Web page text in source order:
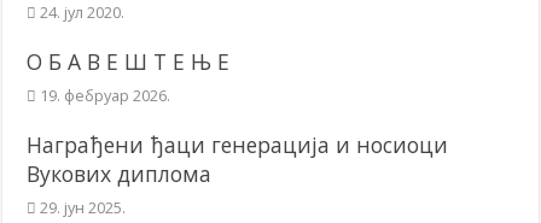
24. јул 2020.
О Б А В Е Ш Т Е Њ Е
19. фебруар 2026.
Награђени ђаци генерација и носиоци
Вукових диплома
29. јун 2025.